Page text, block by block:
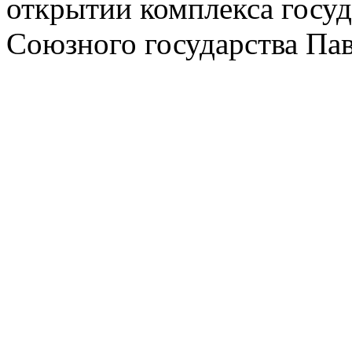
открытии комплекса
Союзного государства